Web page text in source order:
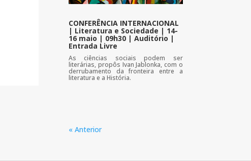
CONFERÊNCIA INTERNACIONAL
| Literatura e Sociedade | 14-
16 maio | 09h30 | Auditório |
Entrada Livre
As ciências sociais podem ser
literárias, propôs Ivan Jablonka, com o
derrubamento da fronteira entre a
literatura e a História.
« Anterior